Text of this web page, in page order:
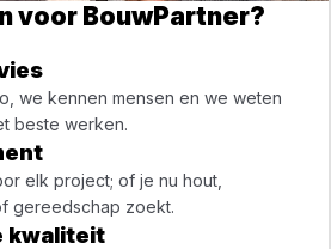
voor BouwPartner?
we kennen mensen en we weten
beste werken.
elk project; of je nu hout,
gereedschap zoekt.
kwaliteit